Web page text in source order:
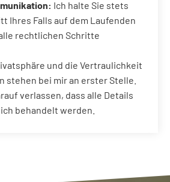
Ich halte Sie stets
Ihres Falls auf dem Laufenden
rechtlichen Schritte
und die Vertraulichkeit
stehen bei mir an erster Stelle.
verlassen, dass alle Details
behandelt werden.